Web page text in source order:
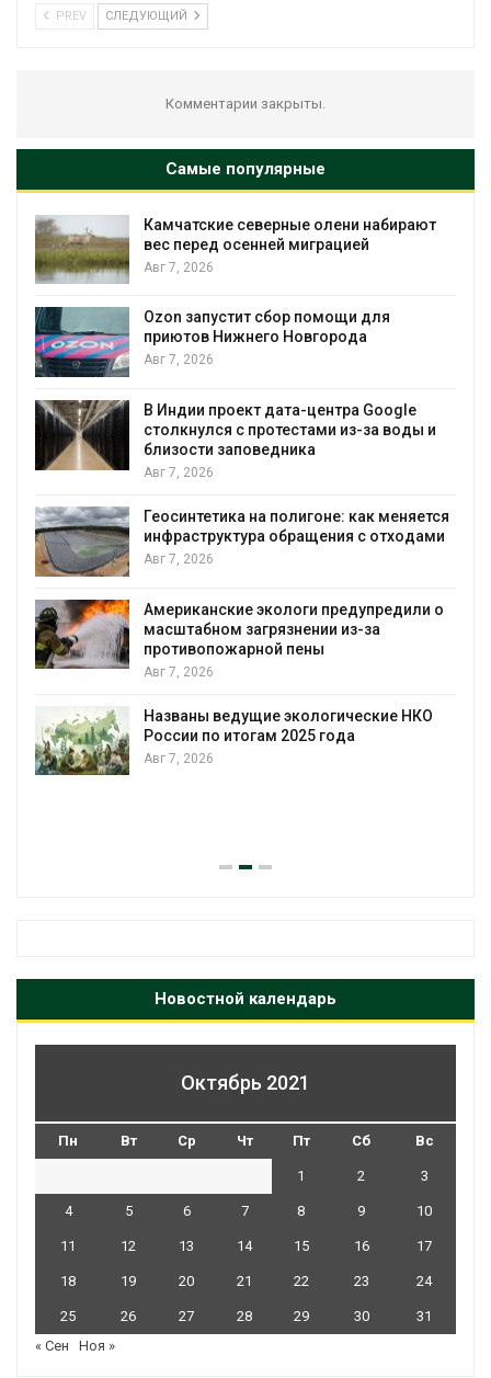
PREV СЛЕДУЮЩИЙ
Комментарии закрыты.
Самые популярные
Камчатские северные олени набирают
вес перед осенней миграцией
Авг 7, 2026
Ozon запустит сбор помощи для
приютов Нижнего Новгорода
Авг 7, 2026
В Индии проект дата-центра Google
столкнулся с протестами из-за воды и
близости заповедника
Авг 7, 2026
Геосинтетика на полигоне: как меняется
инфраструктура обращения с отходами
Авг 7, 2026
Американские экологи предупредили о
масштабном загрязнении из-за
противопожарной пены
Авг 7, 2026
Названы ведущие экологические НКО
России по итогам 2025 года
Авг 7, 2026
Новостной календарь
Октябрь 2021
Пн Вт Ср Чт Пт Сб Вс
1 2 3
4 5 6 7 8 9 10
11 12 13 14 15 16 17
18 19 20 21 22 23 24
25 26 27 28 29 30
31
« Сен
Ноя »